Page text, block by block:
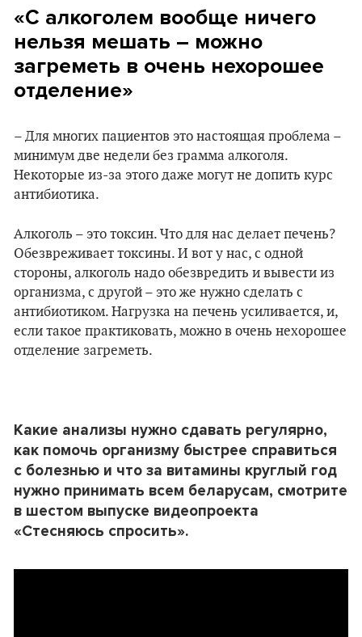
«С алкоголем вообще ничего
нельзя мешать – можно
загреметь в очень нехорошее
отделение»
– Для многих пациентов это настоящая проблема –
минимум две недели без грамма алкоголя.
Некоторые из-за этого даже могут не допить курс
антибиотика.
Алкоголь – это токсин. Что для нас делает печень?
Обезвреживает токсины. И вот у нас, с одной
стороны, алкоголь надо обезвредить и вывести из
организма, с другой – это же нужно сделать с
антибиотиком. Нагрузка на печень усиливается, и,
если такое практиковать, можно в очень нехорошее
отделение загреметь.
Какие анализы нужно сдавать регулярно,
как помочь организму быстрее справиться
с болезнью и что за витамины круглый год
нужно принимать всем беларусам, смотрите
в шестом выпуске видеопроекта
«Стесняюсь спросить».